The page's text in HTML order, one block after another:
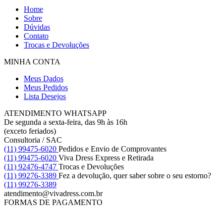
Home
Sobre
Dúvidas
Contato
Trocas e Devoluções
MINHA CONTA
Meus Dados
Meus Pedidos
Lista Desejos
ATENDIMENTO WHATSAPP
De segunda a sexta-feira, das 9h às 16h
(exceto feriados)
Consultoria / SAC
(11) 99475-6020 Pedidos e Envio de Comprovantes
(11) 99475-6020 Viva Dress Express e Retirada
(11) 92476-4747 Trocas e Devoluções
(11) 99276-3389 Fez a devolução, quer saber sobre o seu estorno?
(11) 99276-3389
atendimento@vivadress.com.br
FORMAS DE PAGAMENTO